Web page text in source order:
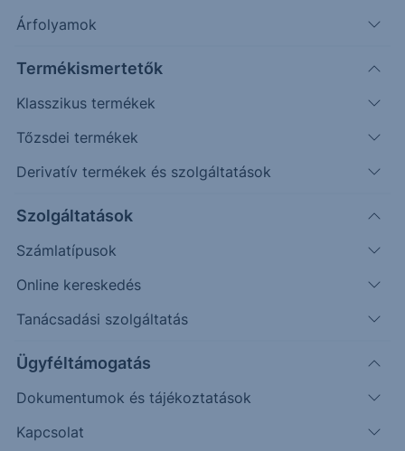
Árfolyamok
Termékismertetők
Klasszikus termékek
Tőzsdei termékek
Derivatív termékek és szolgáltatások
Szolgáltatások
Számlatípusok
Online kereskedés
Tanácsadási szolgáltatás
Ügyféltámogatás
Dokumentumok és tájékoztatások
Kapcsolat
Véletlenszerű
BNP Paribas Multi Asset Diversified 5 Index (BNPIMAD5)
110%